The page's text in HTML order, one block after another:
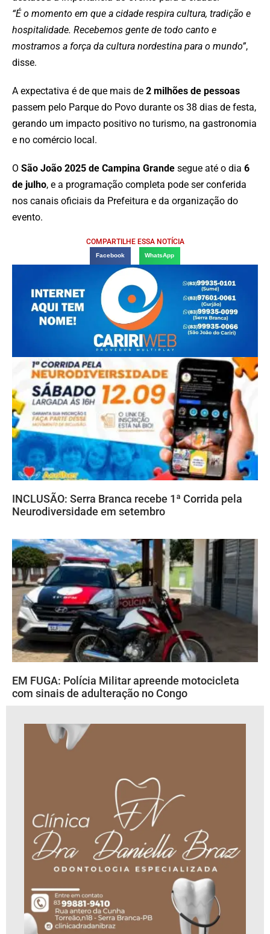
“É o momento em que a cidade respira cultura, tradição e
hospitalidade. Recebemos gente de todo canto e
mostramos a força da cultura nordestina para o mundo”,
disse.
A expectativa é de que mais de 2 milhões de pessoas
passem pelo Parque do Povo durante os 38 dias de festa,
gerando um impacto positivo no turismo, na gastronomia
e no comércio local.
O São João 2025 de Campina Grande segue até o dia 6
de julho, e a programação completa pode ser conferida
nos canais oficiais da Prefeitura e da organização do
evento.
COMPARTILHE ESSA NOTÍCIA
Facebook WhatsApp
INCLUSÃO: Serra Branca recebe 1ª Corrida pela
Neurodiversidade em setembro
EM FUGA: Polícia Militar apreende motocicleta
com sinais de adulteração no Congo